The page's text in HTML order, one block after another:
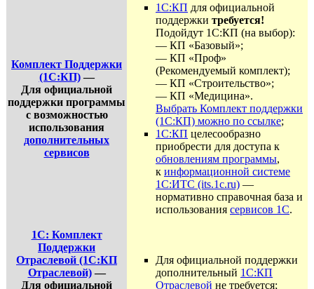
Комплект Поддержки
(1С:КП)—
Для официальной
поддержки программы
с возможностью
использования
дополнительных
сервисов
1С:КП для официальной
поддержки требуется!
Подойдут 1С:КП (на выбор):
— КП «Базовый»;
— КП «Проф»
(Рекомендуемый комплект);
— КП «Строительство»;
— КП «Медицина».
Выбрать Комплект поддержки
(1С:КП) можно по ссылке;
1С:КП целесообразно
приобрести для доступа к
обновлениям программы,
к информационной системе
1С:ИТС (its.1c.ru) —
нормативно справочная база и
использования сервисов 1С.
1С: Комплект
Поддержки
Отраслевой (1С:КП
Отраслевой)—
Для официальной
Для официальной поддержки
дополнительный 1С:КП
Отраслевой не требуется;